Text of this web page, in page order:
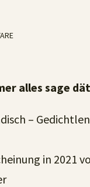
alles sage
–
in 2021